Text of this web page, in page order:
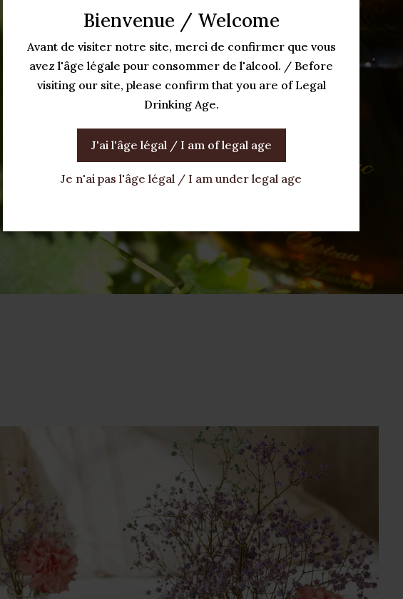
Bienvenue / Welcome
Avant de visiter notre site, merci de confirmer que vous
avez l'âge légale pour consommer de l'alcool. / Before
visiting our site, please confirm that you are of Legal
Drinking Age.
J'ai l'âge légal / I am of legal age
Je n'ai pas l'âge légal / I am under legal age